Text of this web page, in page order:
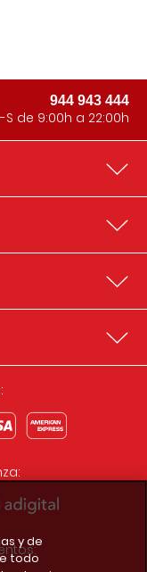
944 943 444
S de 9:00h a 22:00h
y de
todo